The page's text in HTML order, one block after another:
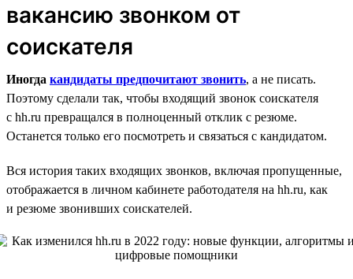
вакансию звонком от
соискателя
Иногда кандидаты предпочитают звонить, а не писать.
Поэтому сделали так, чтобы входящий звонок соискателя
с hh.ru превращался в полноценный отклик с резюме.
Останется только его посмотреть и связаться с кандидатом.
Вся история таких входящих звонков, включая пропущенные,
отображается в личном кабинете работодателя на hh.ru, как
и резюме звонивших соискателей.